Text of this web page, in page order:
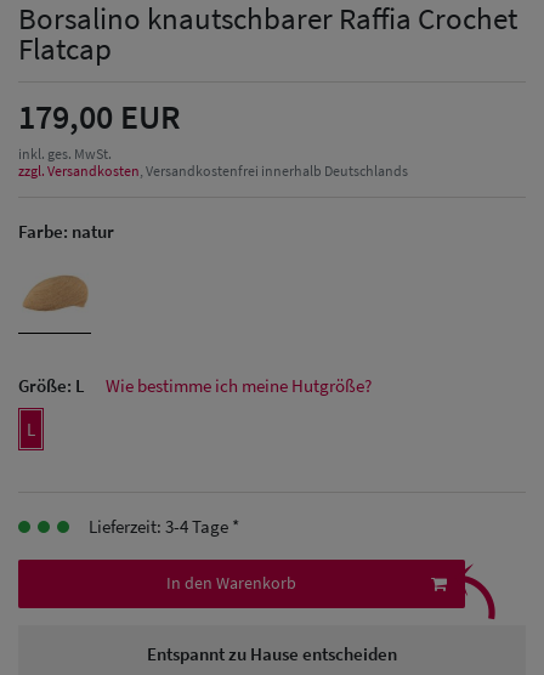
Herren Caps
Herren
Schutz Caps
Borsalino knautschbarer Raffia Crochet
Flatcap
179,00 EUR
inkl. ges. MwSt.
zzgl. Versandkosten , Versandkostenfrei innerhalb Deutschlands
Farbe: natur
Größe: L
Wie bestimme ich meine Hutgröße?
L
Lieferzeit: 3-4 Tage *
In den Warenkorb
Entspannt zu Hause entscheiden
⤹